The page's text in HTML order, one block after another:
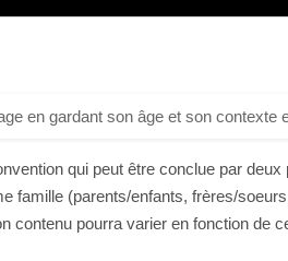
en gardant son âge et son contexte
qui peut être conclue par
famille (parents/enfants, frères/
contenu pourra varier en fonction de